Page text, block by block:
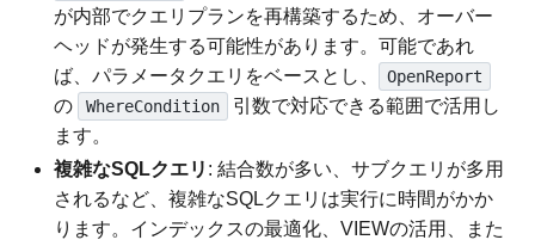
が内部でクエリプランを再構築するため、オーバー
ヘッドが発生する可能性があります。可能であれ
ば、パラメータクエリをベースとし、
OpenReport
の WhereCondition
引数で対応できる範囲で活用し
ます。
複雑なSQLクエリ : 結合数が多い、サブクエリが多用
されるなど、複雑なSQLクエリは実行に時間がかか
ります。インデックスの最適化、VIEWの活用、また